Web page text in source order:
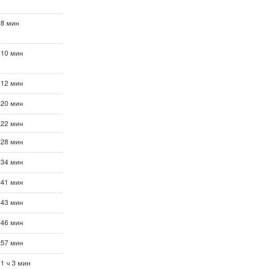
8 мин
10 мин
12 мин
20 мин
22 мин
28 мин
34 мин
41 мин
43 мин
46 мин
57 мин
1 ч 3 мин